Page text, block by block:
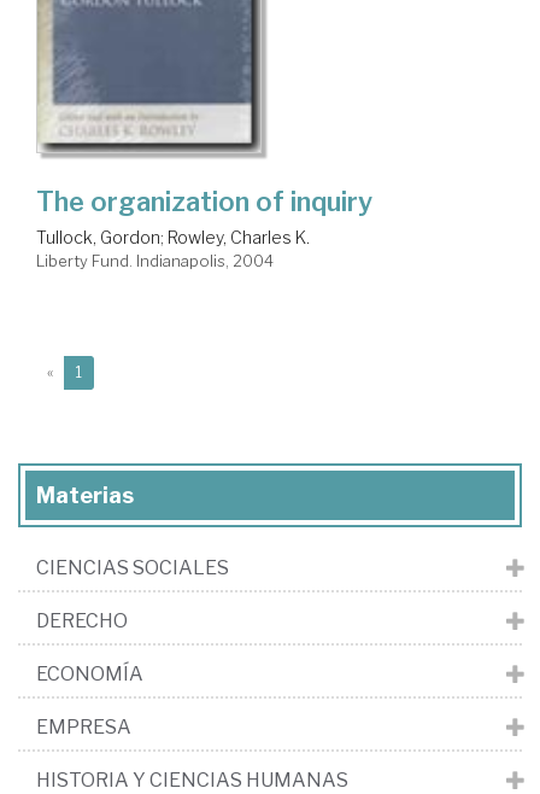
The organization of inquiry
Tullock, Gordon; Rowley, Charles K.
Liberty Fund. Indianapolis, 2004
« 1
Materias
CIENCIAS SOCIALES
DERECHO
ECONOMÍA
EMPRESA
HISTORIA Y CIENCIAS HUMANAS